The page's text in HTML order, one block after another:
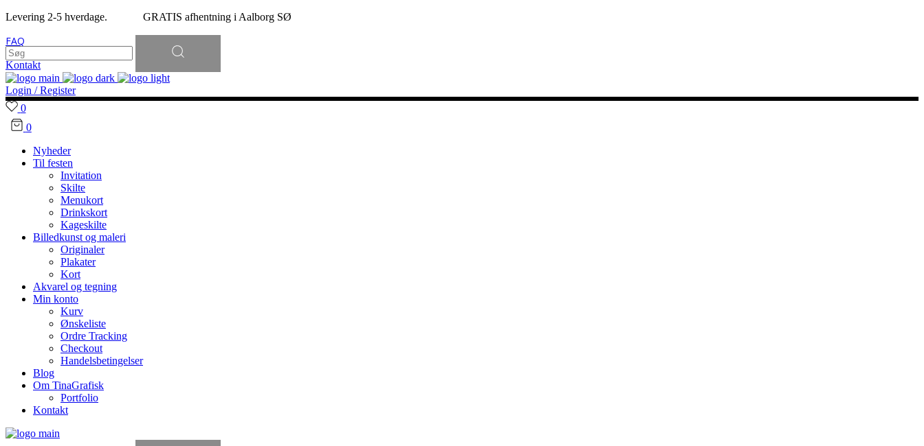
Levering 2-5 hverdage. GRATIS afhentning i Aalborg SØ
FAQ
Kontakt
Søg
efter:
Login / Register
0
0
Nyheder
Til festen
Invitation
Skilte
Menukort
Drinkskort
Kageskilte
Billedkunst og maleri
Originaler
Plakater
Kort
Akvarel og tegning
Min konto
Kurv
Ønskeliste
Ordre Tracking
Checkout
Handelsbetingelser
Blog
Om TinaGrafisk
Portfolio
Kontakt